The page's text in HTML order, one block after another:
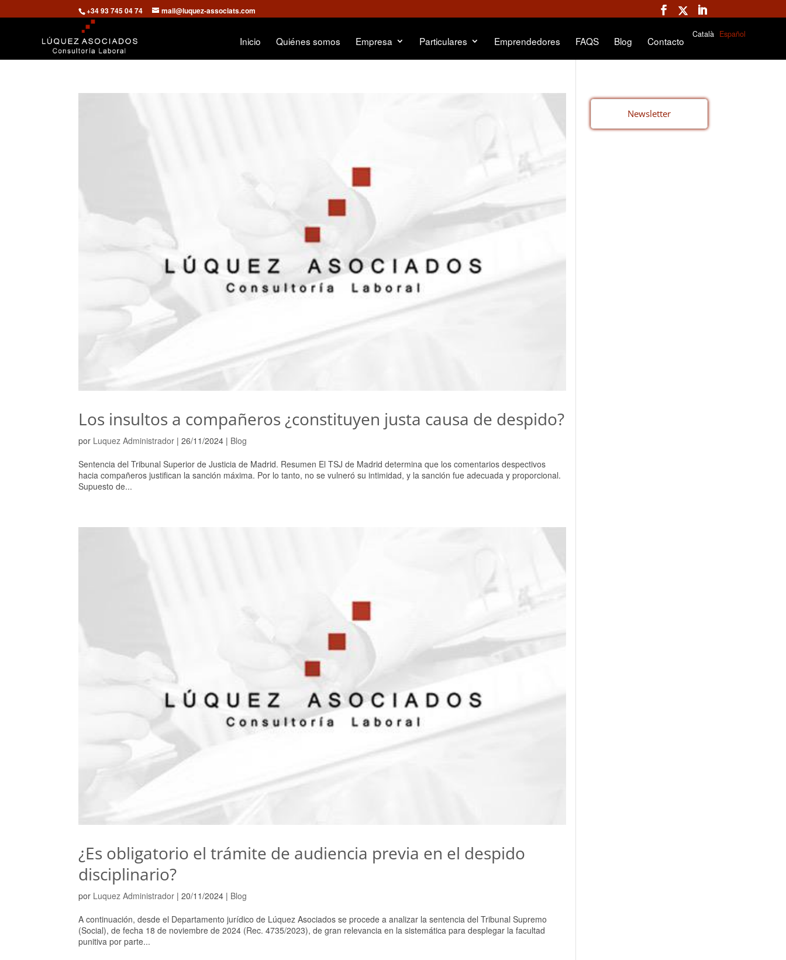
+34 93 745 04 74 mail@luquez-associats.com
Inicio Quiénes somos Empresa Particulares Emprendedores FAQS Blog Contacto
Català Español
Los insultos a compañeros ¿constituyen justa causa de despido?
por Luquez Administrador |26/11/2024 | Blog
Sentencia del Tribunal Superior de Justicia de Madrid. Resumen El TSJ de Madrid determina que los comentarios despectivos
hacia compañeros justifican la sanción máxima. Por lo tanto, no se vulneró su intimidad, y la sanción fue adecuada y proporcional.
Supuesto de...
¿Es obligatorio el trámite de audiencia previa en el despido
disciplinario?
por Luquez Administrador |20/11/2024 | Blog
A continuación, desde el Departamento jurídico de Lúquez Asociados se procede a analizar la sentencia del Tribunal Supremo
(Social), de fecha 18 de noviembre de 2024 (Rec. 4735/2023), de gran relevancia en la sistemática para desplegar la facultad
punitiva por parte...
Newsletter